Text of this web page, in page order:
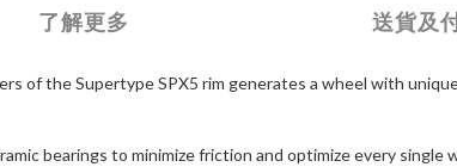
了解更多 送貨及
of the Supertype SPX5 rim generates a wheel with
bearings to minimize friction and optimize every single